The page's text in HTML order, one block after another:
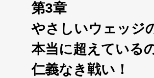
第3章
やさしいウェッジ
本当に超えている
仁義なき戦い！